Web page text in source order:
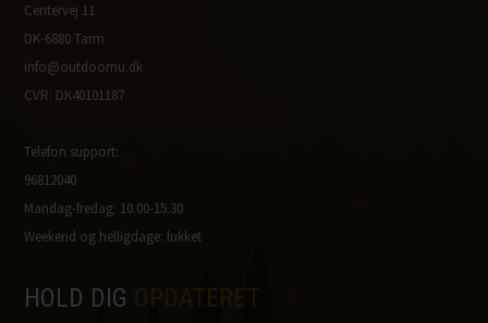
Centervej 11
DK-6880 Tarm
info@outdoornu.dk
CVR: DK40101187
Telefon support:
96812040
Mandag-fredag: 10.00-15.30
Weekend og helligdage: lukket
HOLD DIG